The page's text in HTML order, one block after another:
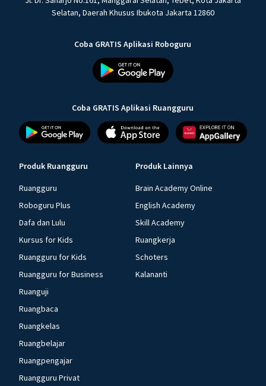
Selatan, Daerah Khusus Ibukota Jakarta 12860
Coba GRATIS Aplikasi Roboguru
Coba GRATIS Aplikasi Ruangguru
Produk Ruangguru
Ruangguru
Roboguru Plus
Dafa dan Lulu
Kursus for Kids
Ruangguru for Kids
Ruangguru for Business
Ruanguji
Ruangbaca
Ruangkelas
Ruangbelajar
Ruangpengajar
Ruangguru Privat
Produk Lainnya
Brain Academy Online
English Academy
Skill Academy
Ruangkerja
Schoters
Kalananti